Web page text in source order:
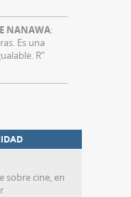
NANAWA:
Es una
R”
sobre cine, en